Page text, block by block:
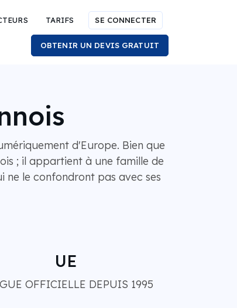
TARIFS SE CONNECTER
OBTENIR UN DEVIS GRATUIT
d'Europe. Bien que
; il appartient à une famille de
ne le confondront pas avec ses
UE
OFFICIELLE DEPUIS 1995